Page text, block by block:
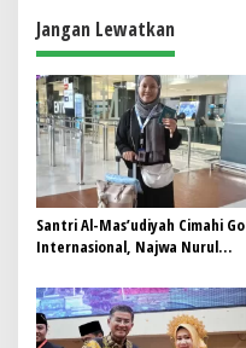
s
Jangan Lewatkan
Santri Al-Mas’udiyah Cimahi Go
Internasional, Najwa Nurul
Negara ASEAN